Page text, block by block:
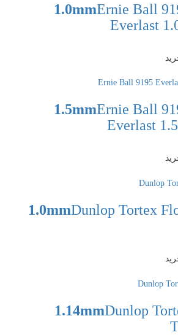
Ernie Ball
Everlast
Ernie Ball
Everlast
Dunlop Tortex
Dunlop